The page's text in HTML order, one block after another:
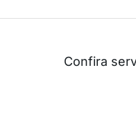
Confira